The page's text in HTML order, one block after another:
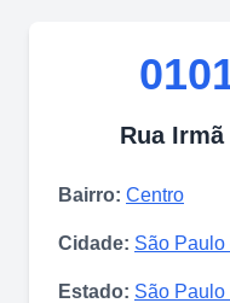
Rua
Bairro: Centro
Cidade: São Paulo
Estado: São Paulo